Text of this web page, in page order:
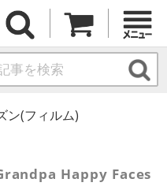
ン(フィルム)
Happy Faces